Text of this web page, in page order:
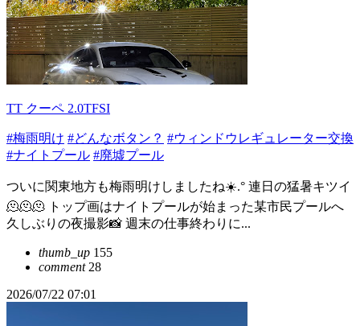
TT クーペ 2.0TFSI
#梅雨明け #どんなボタン？ #ウィンドウレギュレーター交換
#ナイトプール #廃墟プール
ついに関東地方も梅雨明けしましたね☀️.°‬ 連日の猛暑キツイ
🫠🫠🫠 トップ画はナイトプールが始まった某市民プールへ
久しぶりの夜撮影📸 週末の仕事終わりに...
thumb_up 155
comment28
2026/07/22 07:01